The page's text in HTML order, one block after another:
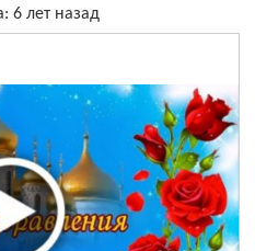
6 лет назад